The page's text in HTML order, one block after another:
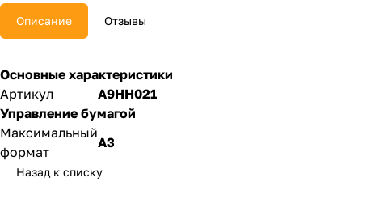
Описание Отзывы
Основные характеристики
Артикул
A9HH021
Управление бумагой
Максимальный
формат
A3
Назад к списку